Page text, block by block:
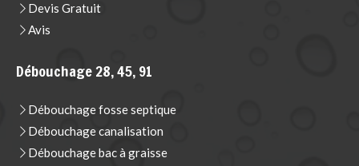
Devis Gratuit
Avis
Débouchage 28, 45, 91
Débouchage fosse septique
Débouchage canalisation
Débouchage bac à graisse